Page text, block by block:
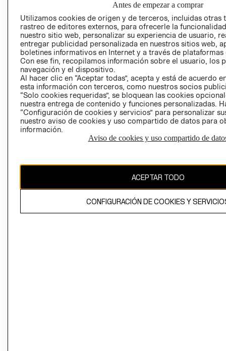
GIFT CARD
AVISO DE
Perú (S/)
CAMBIAR REGIÓN
propiedad de H&M Hennes & Mauritz AB
Antes de empezar a comprar
Utilizamos cookies de origen y de terceros, incluidas otras
rastreo de editores externos, para ofrecerle la
nuestro sitio web, personalizar su experiencia de usuario,
entregar publicidad personalizada en nuestros sitios web,
boletines informativos en Internet y a través de plataformas
Con ese fin, recopilamos información sobre el usuario, los
navegación y el dispositivo.
Al hacer clic en “Aceptar todas”, acepta y está de acuerdo
esta información con terceros, como nuestros socios
“Solo cookies requeridas”, se bloquean las cookies
nuestra entrega de contenido y funciones personalizadas.
“Configuración de cookies y servicios” para personalizar
nuestro aviso de cookies y uso compartido de datos para
información.
Aviso de cookies y uso compartido de
ACEPTAR TODO
CONFIGURACIÓN DE COOKIES Y